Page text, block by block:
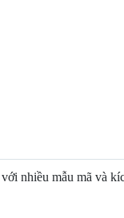
nhiều mẫu mã và